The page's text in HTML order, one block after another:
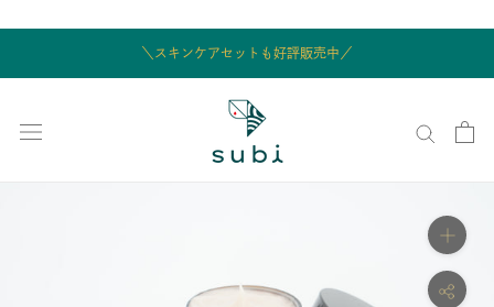
ッ
し
＼スキンケアセットも好評販売中／